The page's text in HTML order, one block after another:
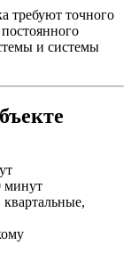
требуют точного
и системы
минут